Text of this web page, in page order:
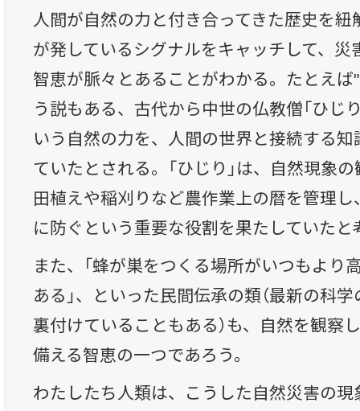
人間が自然の力と付き合ってきた歴史を紐
が発しているシグナルをキャッチして、災
智恵が脈々とあることがわかる。たとえ
う説もある、古代から中世の仏教僧「ひじり
いう自然の力を、人間の世界と接続する
ていたとされる。「ひじり」は、自然現象
田植えや稲刈りなど農作業上の暦を管理
に防ぐという重要な役割を果たしていたと
また、「蜂が巣をつくる場所がいつもより
ある」、といった民間伝承の類（最新の科
裏付けていることもある）も、自然を観察
備える智恵の一つであろう。
わたしたち人類は、こうした自然災害の